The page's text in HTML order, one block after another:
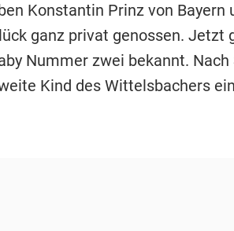
Konstantin Prinz von Bayern
ganz privat genossen. Jetzt
Nummer zwei bekannt. Nach
Kind des Wittelsbachers